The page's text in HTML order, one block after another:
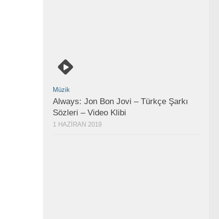
Müzik
Always: Jon Bon Jovi – Türkçe Şarkı
Sözleri – Video Klibi
1 HAZIRAN 2019